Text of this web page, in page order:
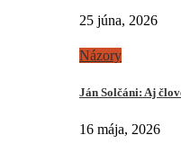
25 júna, 2026
Názory
Ján Solčáni: Aj
16 mája, 2026